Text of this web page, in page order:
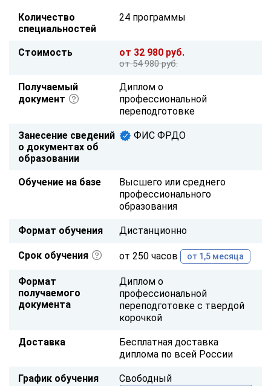
Количество
специальностей
24 программы
Стоимость от 32 980 руб.
от 54 980 руб.
Получаемый
документ
Диплом о
профессиональной
переподготовке
Занесение сведений
о документах об
образовании
ФИС ФРДО
Обучение на базе
Высшего или среднего
профессионального
образования
Формат обучения Дистанционно
Срок обучения от 250 часов от 1,5 месяца
Формат
получаемого
документа
Диплом о
профессиональной
переподготовке с твердой
корочкой
Доставка
Бесплатная доставка
диплома по всей России
График обучения Свободный